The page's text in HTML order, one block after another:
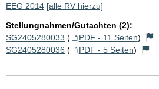
EEG 2014 [alle RV hierzu]
Stellungnahmen/Gutachten (2):
SG2405280033 ( PDF - 11 Seiten)
SG2405280036 ( PDF - 5 Seiten)